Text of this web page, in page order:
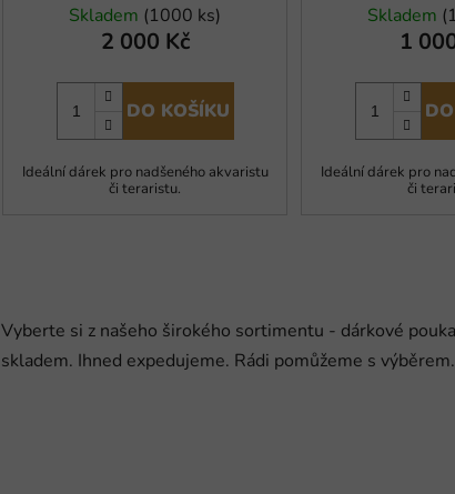
Skladem (1000 ks)
2 000 Kč
DO KOŠÍKU
Ideální dárek pro nadšeného akvaristu
či teraristu.
Skladem
1
Ideální dárek pro
či
á
d
Vyberte si z našeho širokého sortimentu - dárkové
skladem. Ihned expedujeme. Rádi pomůžeme s výběrem.